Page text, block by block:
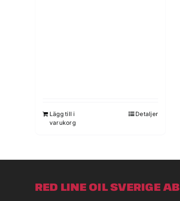
Lägg till i
varukorg
Detaljer
RED LINE OIL SVERIGE AB